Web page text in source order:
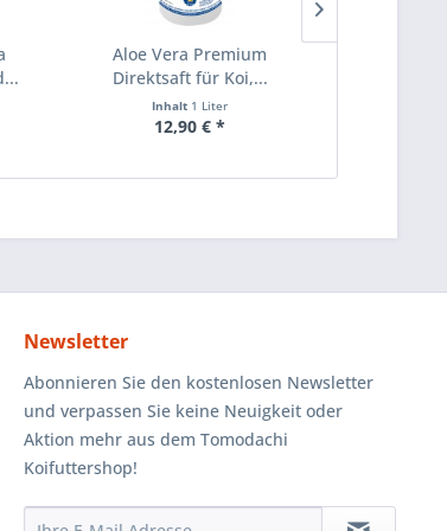
Aloe Vera Premium
Direktsaft für Koi,...
Inhalt 1 Liter
12,90 € *
Newsletter
Abonnieren Sie den kostenlosen Newsletter
und verpassen Sie keine Neuigkeit oder
Aktion mehr aus dem Tomodachi
Koifuttershop!